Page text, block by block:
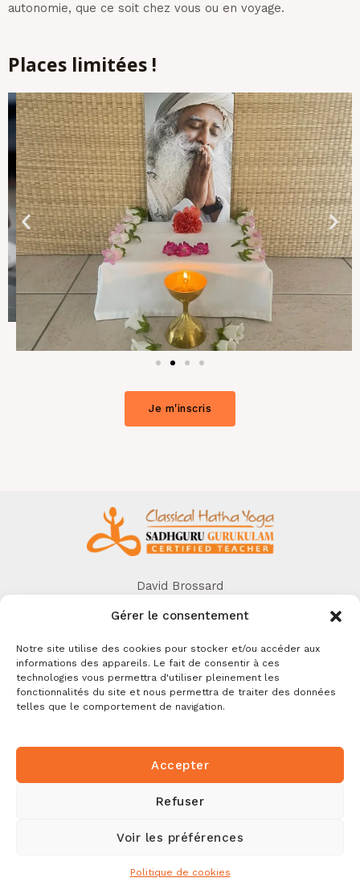
Gérer le consentement
Notre site utilise des cookies pour stocker et/ou accéder aux
informations des appareils. Le fait de consentir à ces
technologies vous permettra d'utiliser pleinement les
fonctionnalités du site et nous permettra de traiter des données
telles que le comportement de navigation.
Accepter
Refuser
Voir les préférences
Politique de cookies
autonomie, que ce soit chez vous ou en voyage.
Places limitées !
Je m'inscris
David Brossard
info@hathalife.fr
Photos credits @ Isha Foundation
CGV